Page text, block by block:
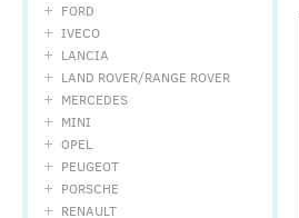
FORD
IVECO
LANCIA
LAND ROVER/RANGE ROVER
MERCEDES
MINI
OPEL
PEUGEOT
PORSCHE
RENAULT